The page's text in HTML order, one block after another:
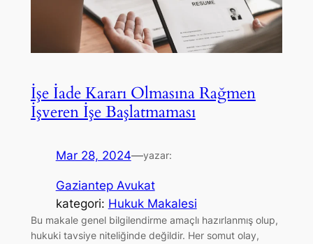
İşe İade Kararı Olmasına Rağmen
İşveren İşe Başlatmaması
Mar 28, 2024—yazar:
Gaziantep Avukat
kategori: Hukuk Makalesi
Bu makale genel bilgilendirme amaçlı hazırlanmış olup,
hukuki tavsiye niteliğinde değildir. Her somut olay,